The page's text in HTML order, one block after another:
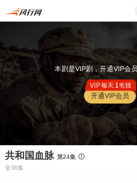
本剧是VIP剧，开通VIP会
开通VIP会员
共和国血脉 第24集
全36集